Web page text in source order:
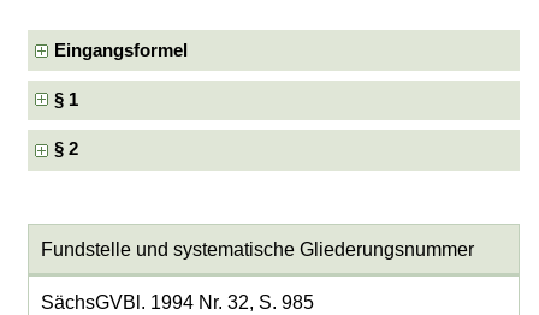
Eingangsformel
§ 1
§ 2
Fundstelle und systematische Gliederungsnummer
SächsGVBl. 1994 Nr. 32, S. 985